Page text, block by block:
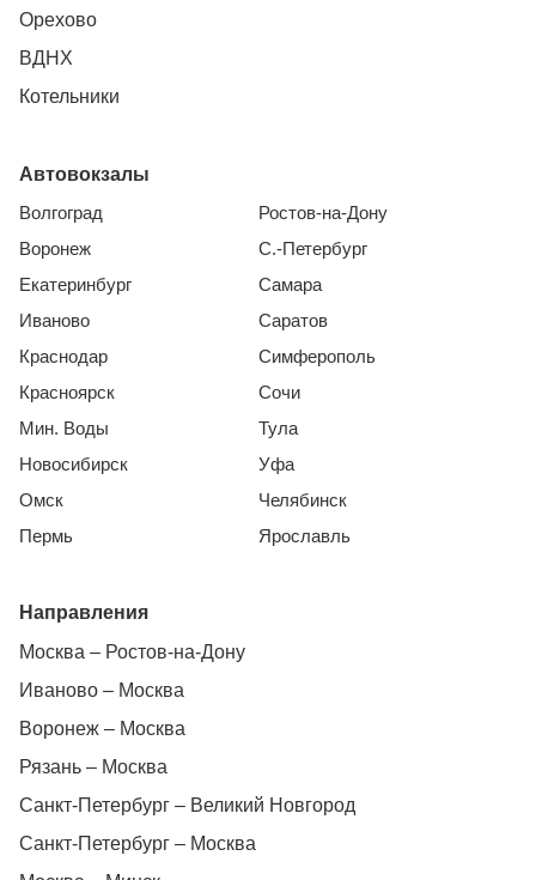
Орехово
ВДНХ
Котельники
Автовокзалы
Волгоград
Воронеж
Екатеринбург
Иваново
Краснодар
Красноярск
Мин. Воды
Новосибирск
Омск
Пермь
Ростов-на-Дону
С.-Петербург
Самара
Саратов
Симферополь
Сочи
Тула
Уфа
Челябинск
Ярославль
Направления
Москва – Ростов-на-Дону
Иваново – Москва
Воронеж – Москва
Рязань – Москва
Санкт-Петербург – Великий Новгород
Санкт-Петербург – Москва